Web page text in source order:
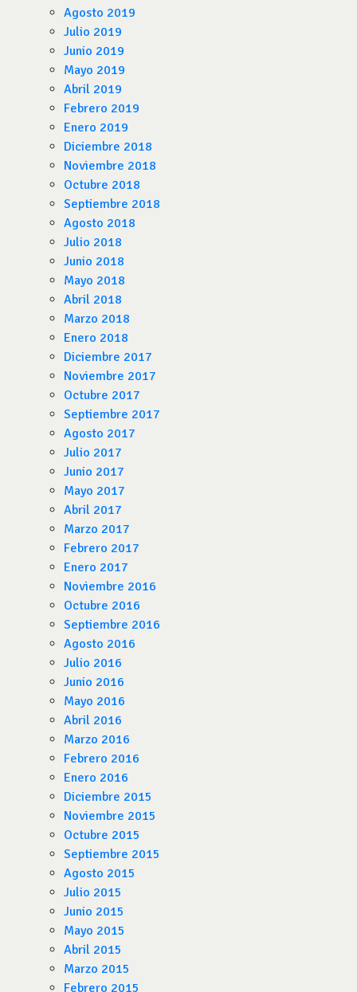
Agosto 2019
Julio 2019
Junio 2019
Mayo 2019
Abril 2019
Febrero 2019
Enero 2019
Diciembre 2018
Noviembre 2018
Octubre 2018
Septiembre 2018
Agosto 2018
Julio 2018
Junio 2018
Mayo 2018
Abril 2018
Marzo 2018
Enero 2018
Diciembre 2017
Noviembre 2017
Octubre 2017
Septiembre 2017
Agosto 2017
Julio 2017
Junio 2017
Mayo 2017
Abril 2017
Marzo 2017
Febrero 2017
Enero 2017
Noviembre 2016
Octubre 2016
Septiembre 2016
Agosto 2016
Julio 2016
Junio 2016
Mayo 2016
Abril 2016
Marzo 2016
Febrero 2016
Enero 2016
Diciembre 2015
Noviembre 2015
Octubre 2015
Septiembre 2015
Agosto 2015
Julio 2015
Junio 2015
Mayo 2015
Abril 2015
Marzo 2015
Febrero 2015